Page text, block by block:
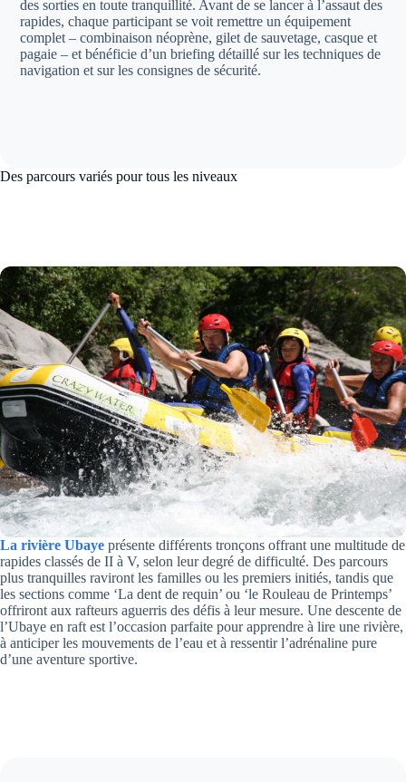
des sorties en toute tranquillité. Avant de se lancer à l’assaut des
rapides, chaque participant se voit remettre un équipement
complet – combinaison néoprène, gilet de sauvetage, casque et
pagaie – et bénéficie d’un briefing détaillé sur les techniques de
navigation et sur les consignes de sécurité.
Des parcours variés pour tous les niveaux
La rivière Ubaye présente différents tronçons offrant une multitude de
rapides classés de II à V, selon leur degré de difficulté. Des parcours
plus tranquilles raviront les familles ou les premiers initiés, tandis que
les sections comme ‘La dent de requin’ ou ‘le Rouleau de Printemps’
offriront aux rafteurs aguerris des défis à leur mesure. Une descente de
l’Ubaye en raft est l’occasion parfaite pour apprendre à lire une rivière,
à anticiper les mouvements de l’eau et à ressentir l’adrénaline pure
d’une aventure sportive.